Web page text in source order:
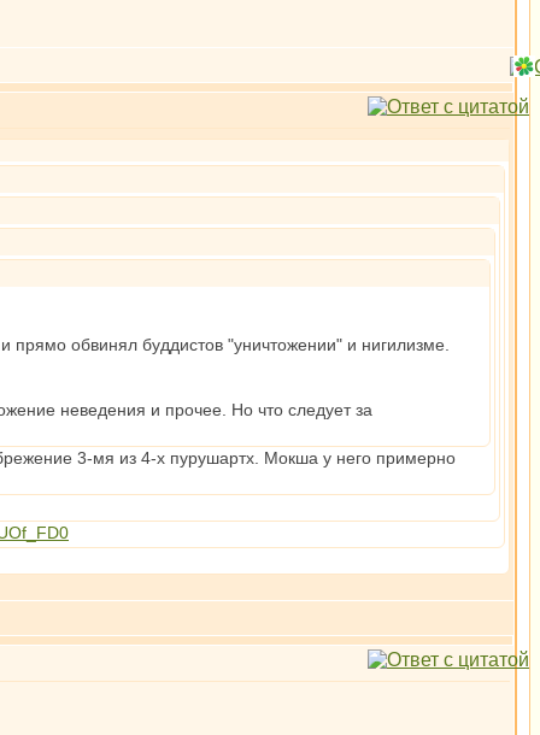
обвинял буддистов "уничтожении" и нигилизме.
неведения и прочее. Но что следует за
3-мя из 4-х пурушартх. Мокша у него примерно